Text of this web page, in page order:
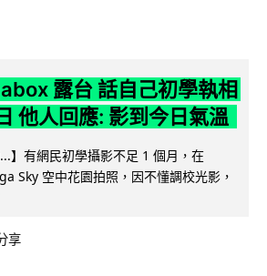
露台 話自己初學執相
他人回應: 影到今日氣溫
...】有網民初學攝影不足 1 個月，在
Sky 空中花園拍照，因不懂調校光影，
享